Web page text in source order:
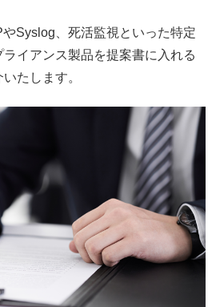
Syslog、死活監視といった特定
イアンス製品を提案書に入れる
たします。